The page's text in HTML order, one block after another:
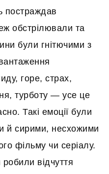
постраждав
обстрілювали та
були гнітючими з
горе, страх,
турботу — усе це
Такі емоції були
й сирими, несхожими
фільму чи серіалу.
відчуття